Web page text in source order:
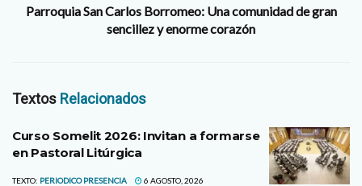
Parroquia San Carlos Borromeo: Una comunidad de gran
sencillez y enorme corazón
Textos Relacionados
Curso Somelit 2026: Invitan a formarse
en Pastoral Litúrgica
TEXTO: PERIODICO PRESENCIA 6 AGOSTO, 2026